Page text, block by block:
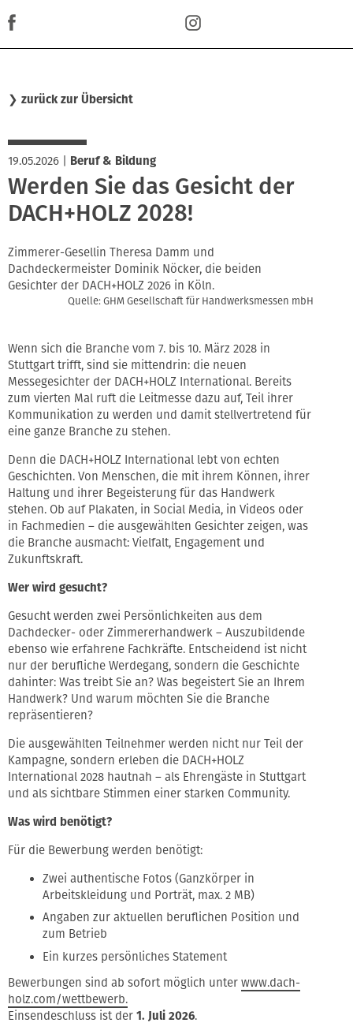
❯ zurück zur Übersicht
19.05.2026 Beruf & Bildung
Werden Sie das Gesicht der
DACH+HOLZ 2028!
Zimmerer-Gesellin Theresa Damm und
Dachdeckermeister Dominik Nöcker, die beiden
Gesichter der DACH+HOLZ 2026 in Köln.
Quelle: GHM Gesellschaft für Handwerksmessen mbH
Wenn sich die Branche vom 7. bis 10. März 2028 in
Stuttgart trifft, sind sie mittendrin: die neuen
Messegesichter der DACH+HOLZ International. Bereits
zum vierten Mal ruft die Leitmesse dazu auf, Teil ihrer
Kommunikation zu werden und damit stellvertretend für
eine ganze Branche zu stehen.
Denn die DACH+HOLZ International lebt von echten
Geschichten. Von Menschen, die mit ihrem Können, ihrer
Haltung und ihrer Begeisterung für das Handwerk
stehen. Ob auf Plakaten, in Social Media, in Videos oder
in Fachmedien – die ausgewählten Gesichter zeigen, was
die Branche ausmacht: Vielfalt, Engagement und
Zukunftskraft.
Wer wird gesucht?
Gesucht werden zwei Persönlichkeiten aus dem
Dachdecker- oder Zimmererhandwerk – Auszubildende
ebenso wie erfahrene Fachkräfte. Entscheidend ist nicht
nur der berufliche Werdegang, sondern die Geschichte
dahinter: Was treibt Sie an? Was begeistert Sie an Ihrem
Handwerk? Und warum möchten Sie die Branche
repräsentieren?
Die ausgewählten Teilnehmer werden nicht nur Teil der
Kampagne, sondern erleben die DACH+HOLZ
International 2028 hautnah – als Ehrengäste in Stuttgart
und als sichtbare Stimmen einer starken Community.
Was wird benötigt?
Für die Bewerbung werden benötigt:
Zwei authentische Fotos (Ganzkörper in
Arbeitskleidung und Porträt, max. 2 MB)
Angaben zur aktuellen beruflichen Position und
zum Betrieb
Ein kurzes persönliches Statement
Bewerbungen sind ab sofort möglich unter www.dach-
holz.com/wettbewerb.
Einsendeschluss ist der 1. Juli 2026.